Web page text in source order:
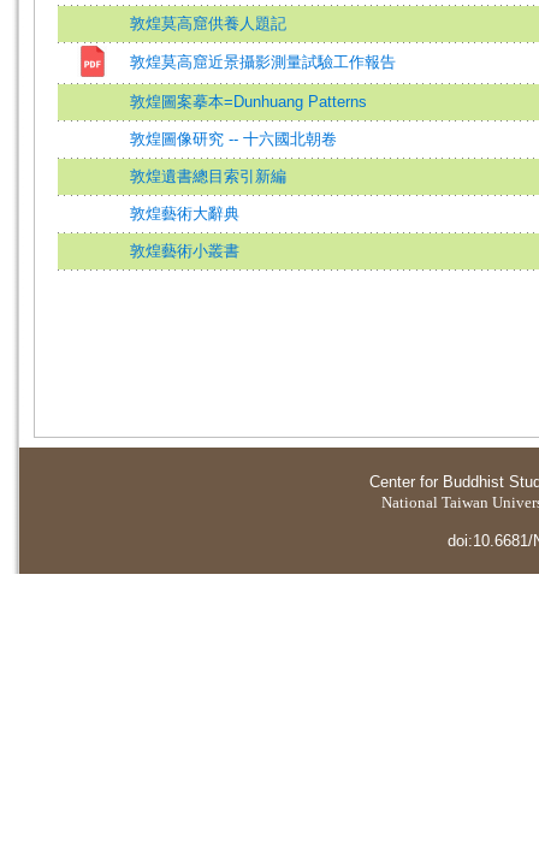
敦煌莫高窟供養人題記
敦煌莫高窟近景攝影測量試驗工作報告
敦煌圖案摹本=Dunhuang Patterns
敦煌圖像研究 -- 十六國北朝卷
敦煌遺書總目索引新編
敦煌藝術大辭典
敦煌藝術小叢書
Center for Buddhist
National Taiwan
doi:10.6681/